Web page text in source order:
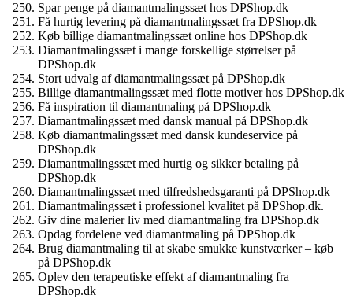
Spar penge på diamantmalingssæt hos DPShop.dk
Få hurtig levering på diamantmalingssæt fra DPShop.dk
Køb billige diamantmalingssæt online hos DPShop.dk
Diamantmalingssæt i mange forskellige størrelser på
DPShop.dk
Stort udvalg af diamantmalingssæt på DPShop.dk
Billige diamantmalingssæt med flotte motiver hos DPShop.dk
Få inspiration til diamantmaling på DPShop.dk
Diamantmalingssæt med dansk manual på DPShop.dk
Køb diamantmalingssæt med dansk kundeservice på
DPShop.dk
Diamantmalingssæt med hurtig og sikker betaling på
DPShop.dk
Diamantmalingssæt med tilfredshedsgaranti på DPShop.dk
Diamantmalingssæt i professionel kvalitet på DPShop.dk.
Giv dine malerier liv med diamantmaling fra DPShop.dk
Opdag fordelene ved diamantmaling på DPShop.dk
Brug diamantmaling til at skabe smukke kunstværker – køb
på DPShop.dk
Oplev den terapeutiske effekt af diamantmaling fra
DPShop.dk